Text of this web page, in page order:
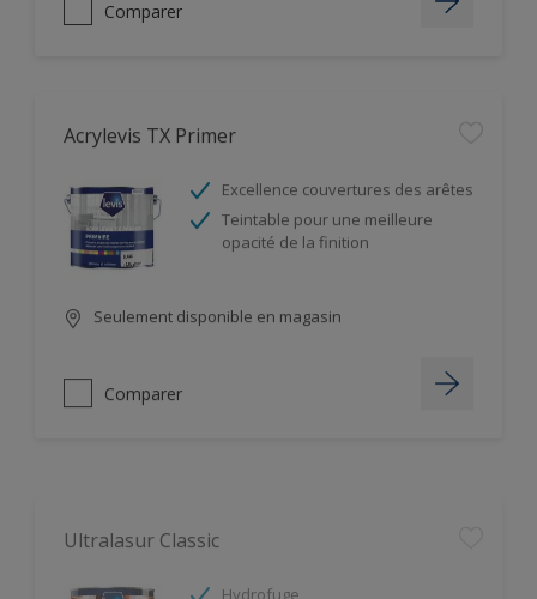
Comparer
Acrylevis TX Primer
Excellence couvertures des arêtes
Teintable pour une meilleure
opacité de la finition
Seulement disponible en magasin
Comparer
Microporeux